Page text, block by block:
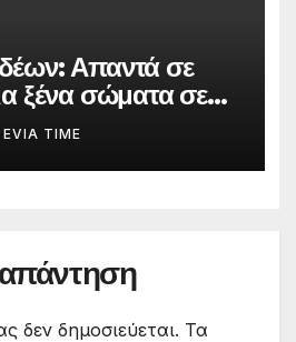
Απαντά σε
ξένα σώματα σε
EVIA TIME
δεν δημοσιεύεται. Τα